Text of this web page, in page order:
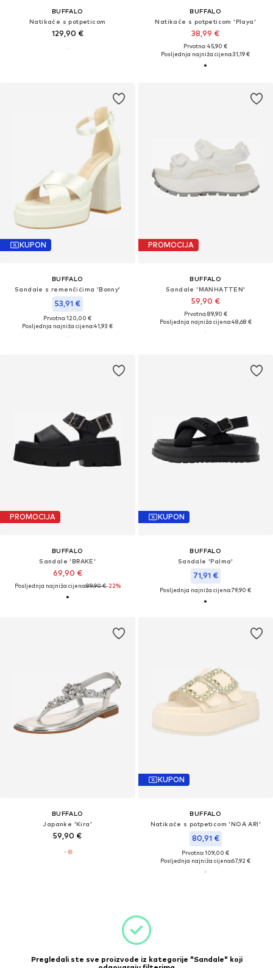
BUFFALO
Natikače s potpeticom
129,90 €
BUFFALO
Natikače s potpeticom 'Playa'
38,99 €
Prvotno: 45,90 €
Posljednja najniža cijena:31,19 €
KUPON
BUFFALO
Sandale s remenčićima 'Bonny'
53,91 €
Prvotno: 120,00 €
Posljednja najniža cijena:41,93 €
PROMOCIJA
BUFFALO
Sandale 'MANHATTEN'
59,90 €
Prvotno: 89,90 €
Posljednja najniža cijena:48,68 €
PROMOCIJA
BUFFALO
Sandale 'BRAKE'
69,90 €
Posljednja najniža cijena:89,90 €-22%
KUPON
BUFFALO
Sandale 'Palma'
71,91 €
Posljednja najniža cijena:79,90 €
BUFFALO
Japanke 'Kira'
59,90 €
KUPON
BUFFALO
Natikače s potpeticom 'NOA ARI'
80,91 €
Prvotno: 109,00 €
Posljednja najniža cijena:67,92 €
Pregledali ste sve proizvode iz kategorije "Sandale" koji